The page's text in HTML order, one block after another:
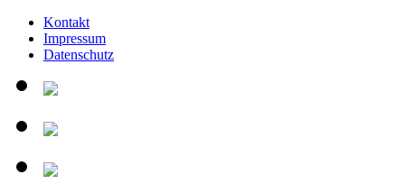
Kontakt
Impressum
Datenschutz